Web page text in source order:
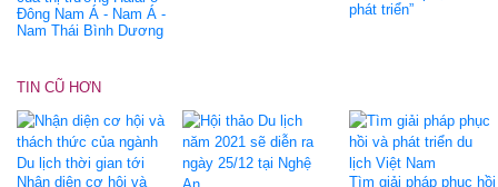
Đông Nam Á - Nam Á -
Nam Thái Bình Dương
phát triển”
TIN CŨ HƠN
Nhận diện cơ hội và
Tìm giải pháp phục hồi